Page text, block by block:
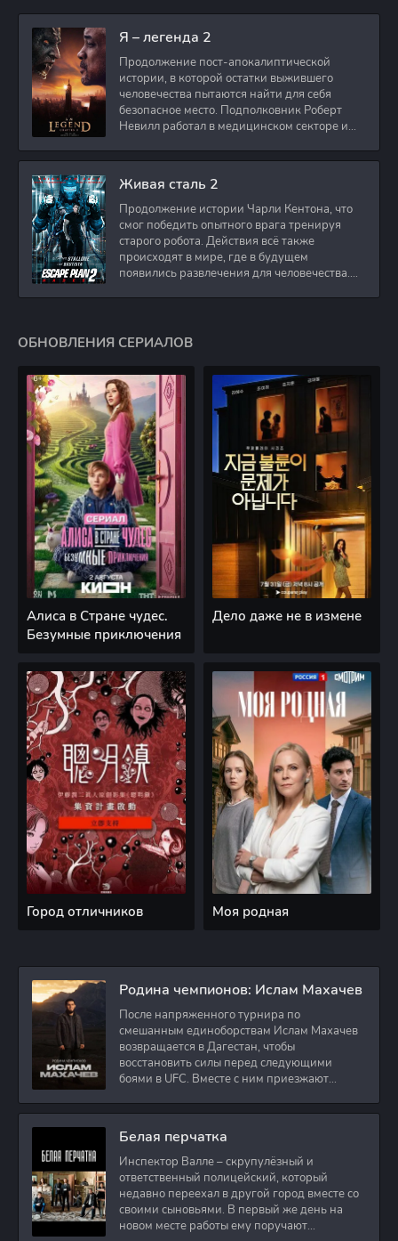
Я – легенда 2
Продолжение пост-апокалиптической
истории, в которой остатки выжившего
человечества пытаются найти для себя
безопасное место. Подполковник Роберт
Невилл работал в медицинском секторе и
Живая сталь 2
Продолжение истории Чарли Кентона, что
смог победить опытного врага тренируя
старого робота. Действия всё также
происходят в мире, где в будущем
появились развлечения для человечества.
ОБНОВЛЕНИЯ СЕРИАЛОВ
Алиса в Стране чудес.
Безумные приключения
Дело даже не в измене
Город отличников Моя родная
Родина чемпионов: Ислам Махачев
После напряженного турнира по
смешанным единоборствам Ислам Махачев
возвращается в Дагестан, чтобы
восстановить силы перед следующими
боями в UFC. Вместе с ним приезжают
Белая перчатка
Инспектор Валле – скрупулёзный и
ответственный полицейский, который
недавно переехал в другой город вместе со
своими сыновьями. В первый же день на
новом месте работы ему поручают